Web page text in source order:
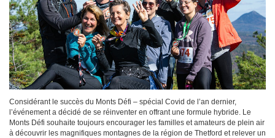
Considérant le succès du Monts Défi – spécial Covid de l’an dernier,
l’événement a décidé de se réinventer en offrant une formule hybride. Le
Monts Défi souhaite toujours encourager les familles et amateurs de plein air
à découvrir les magnifiques montagnes de la région de Thetford et relever un